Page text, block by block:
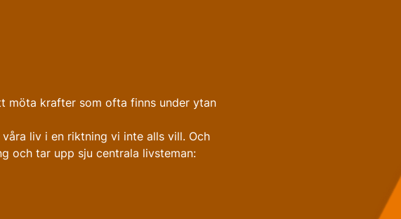
möta krafter som ofta finns under ytan
liv i en riktning vi inte alls vill. Och
och tar upp sju centrala livsteman: